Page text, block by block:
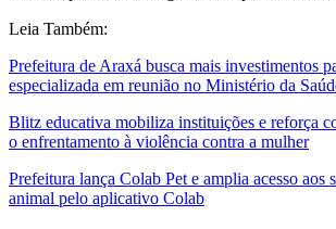
Leia Também:
Prefeitura de Araxá busca mais investimentos
especializada em reunião no Ministério da
Blitz educativa mobiliza instituições e reforça
o enfrentamento à violência contra a mulher
Prefeitura lança Colab Pet e amplia acesso aos
animal pelo aplicativo Colab